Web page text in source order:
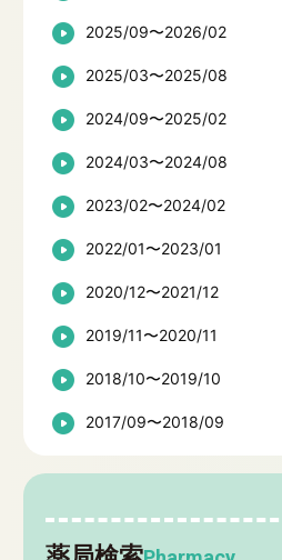
2025/09〜2026/02
2025/03〜2025/08
2024/09〜2025/02
2024/03〜2024/08
2023/02〜2024/02
2022/01〜2023/01
2020/12〜2021/12
2019/11〜2020/11
2018/10〜2019/10
2017/09〜2018/09